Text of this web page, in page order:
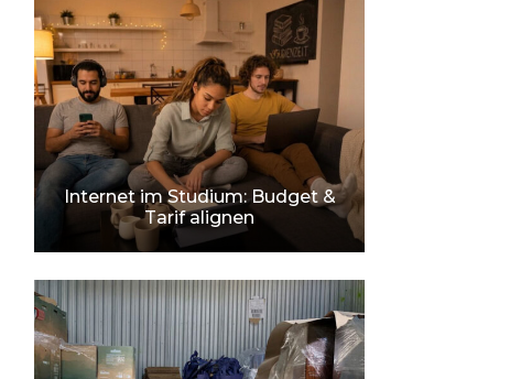
Internet im Studium: Budget &
Tarif alignen